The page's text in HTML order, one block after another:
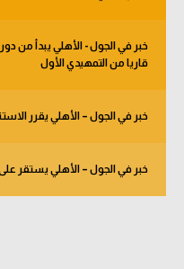
قاريا من التمهيدي الأول
خبر في الجول – الأهلي يقرر
خبر في الجول – الأهلي يستقر